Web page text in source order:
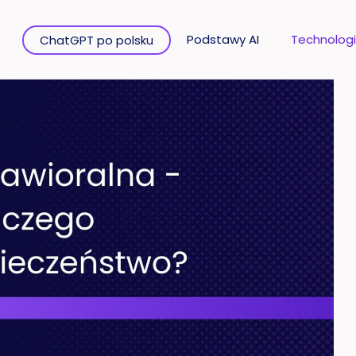
ChatGPT po polsku Podstawy AI